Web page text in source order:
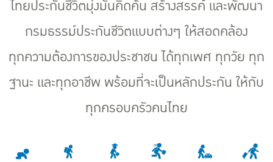
ไทยประกันชีวิตมุ่งมั่นคิดค้น สร้างสรรค์ และพัฒนา
กรมธรรม์ประกันชีวิตแบบต่างๆ ให้สอดคล้อง
ทุกความต้องการของประชาชน ได้ทุกเพศ ทุกวัย ทุก
ฐานะ และทุกอาชีพ พร้อมที่จะเป็นหลักประกัน ให้กับ
ทุกครอบครัวคนไทย